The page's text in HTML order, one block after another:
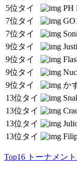
5位タイ
PH
7位タイ
7位タイ
9位タイ
9位タイ
9位タイ
9位タイ
か
13位タイ
13位タイ
13位タイ
13位タイ
Top16 トーナメン